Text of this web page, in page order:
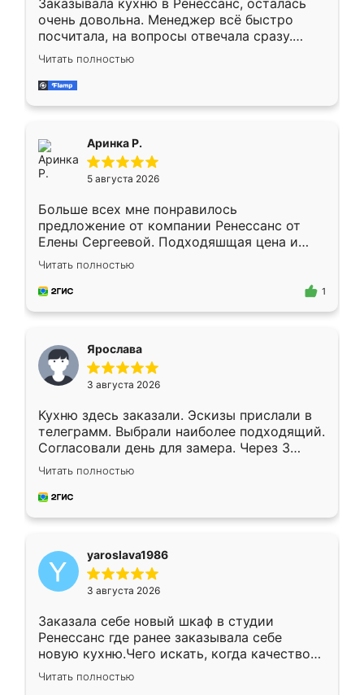
Заказывала кухню в Ренессанс, осталась
очень довольна. Менеджер всё быстро
посчитала, на вопросы отвечала сразу.
Замерщик приехал в субботу, подошёл к
делу со всей ответственностью. Собрали
за день, ребята работали аккуратно, даже
Читать полностью
Аринка Р.
5 августа 2026
Больше всех мне понравилось
предложение от компании Ренессанс от
Елены Сергеевой. Подходяшщая цена и
короткие сроки изготовления. Приехавший
для замера сотрудник Владислав
предложил по моему эскизу самый
Читать полностью
1
Ярослава
3 августа 2026
Кухню здесь заказали. Эскизы прислали в
телеграмм. Выбрали наиболее подходящий.
Согласовали день для замера. Через 3
недели кухня была уже готова. Остались
довольны работой. Спасибо Ренессанс
мебель за качественную работу!
Читать полностью
yaroslava1986
3 августа 2026
Заказала себе новый шкаф в студии
Ренессанс где ранее заказывала себе
новую кухню.Чего искать, когда качеством
вполне довольна. Служит кухня уже почти
два года, нареканий нет.
Читать полностью